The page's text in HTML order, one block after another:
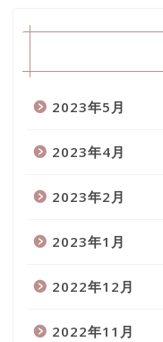
2023年5月
2023年4月
2023年2月
2023年1月
2022年12月
2022年11月